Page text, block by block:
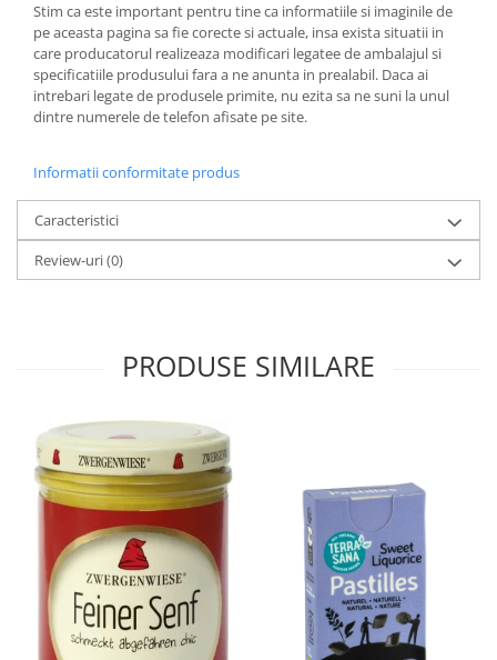
Stim ca este important pentru tine ca informatiile si imaginile de
pe aceasta pagina sa fie corecte si actuale, insa exista situatii in
care producatorul realizeaza modificari legatee de ambalajul si
specificatiile produsului fara a ne anunta in prealabil. Daca ai
intrebari legate de produsele primite, nu ezita sa ne suni la unul
dintre numerele de telefon afisate pe site.
Informatii conformitate produs
Caracteristici
Review-uri(0)
PRODUSE SIMILARE